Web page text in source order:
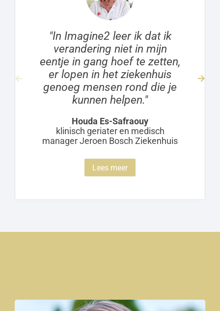
"In Imagine2 leer ik dat ik
verandering niet in mijn
eentje in gang hoef te zetten,
er lopen in het ziekenhuis
genoeg mensen rond die je
kunnen helpen."
Houda Es-Safraouy
klinisch geriater en medisch
manager Jeroen Bosch Ziekenhuis
Lees meer